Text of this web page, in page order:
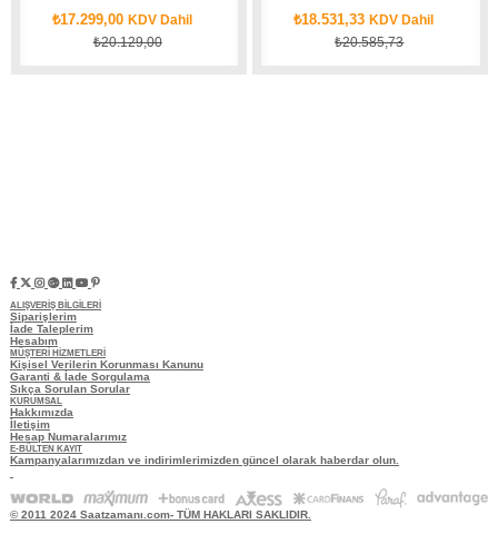
₺17.299,00 KDV Dahil
₺20.129,00
₺18.531,33KDV Dahil
₺20.585,73
ALIŞVERİŞ BİLGİLERİ
Siparişlerim
İade Taleplerim
Hesabım
MÜŞTERİ HİZMETLERİ
Kişisel Verilerin Korunması Kanunu
Garanti & İade Sorgulama
Sıkça Sorulan Sorular
KURUMSAL
Hakkımızda
İletişim
Hesap Numaralarımız
E-BÜLTEN KAYIT
Kampanyalarımızdan ve indirimlerimizden güncel olarak haberdar olun.
© 2011 2024 Saatzamanı.com- TÜM HAKLARI SAKLIDIR.